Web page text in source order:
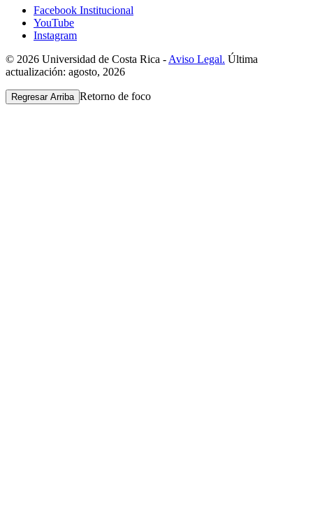
Facebook Institucional
YouTube
Instagram
© 2026 Universidad de Costa Rica - Aviso Legal. Última
actualización: agosto, 2026
Regresar Arriba Retorno de foco